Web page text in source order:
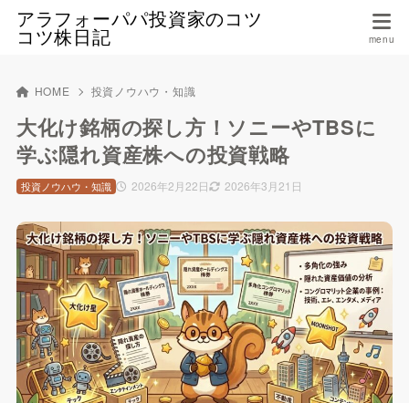
アラフォーパパ投資家のコツ
コツ株日記
HOME 投資ノウハウ・知識
大化け銘柄の探し方！ソニーやTBSに
学ぶ隠れ資産株への投資戦略
2026年2月22日 2026年3月21日
投資ノウハウ・知識